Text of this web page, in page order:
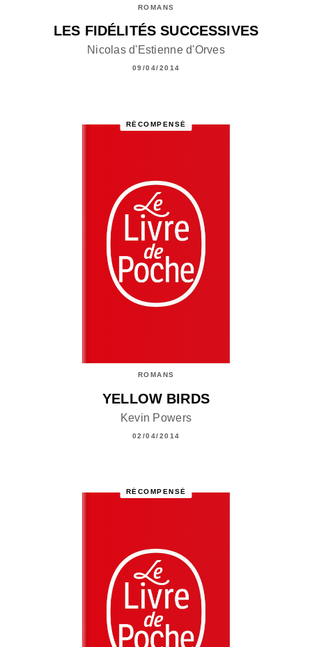
ROMANS
LES FIDÉLITÉS SUCCESSIVES
Nicolas d'Estienne d'Orves
09/04/2014
RÉCOMPENSÉ
ROMANS
YELLOW BIRDS
Kevin Powers
02/04/2014
RÉCOMPENSÉ